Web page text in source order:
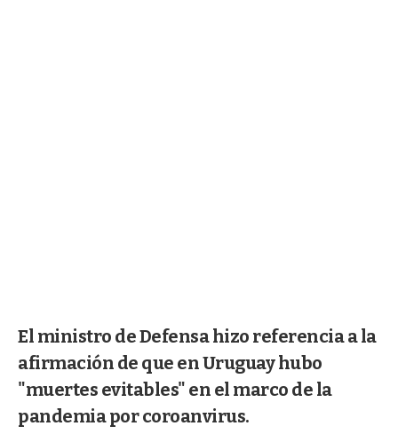
El ministro de Defensa hizo referencia a la
afirmación de que en Uruguay hubo
"muertes evitables" en el marco de la
pandemia por coroanvirus.